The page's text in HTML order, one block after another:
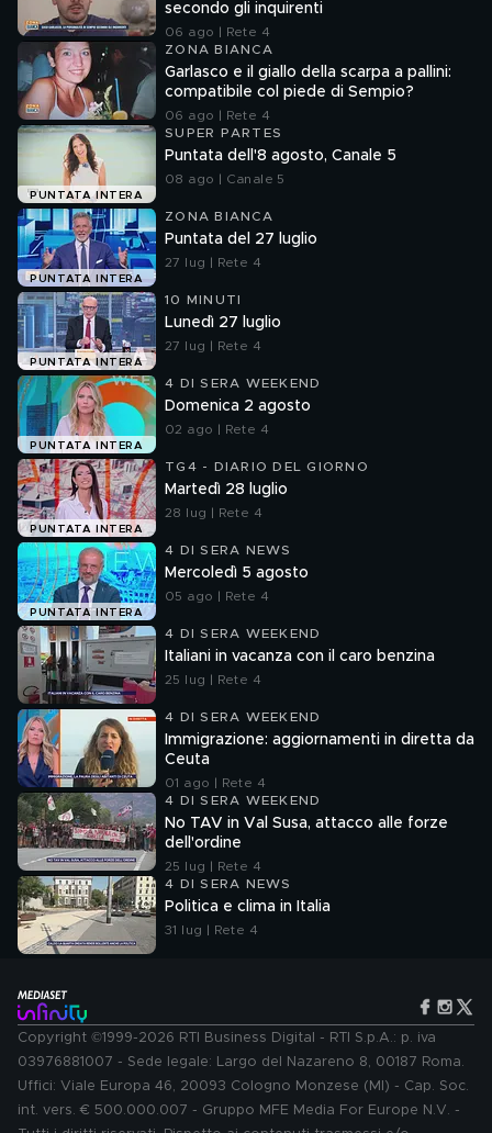
secondo gli inquirenti
06 ago | Rete 4
ZONA BIANCA
Garlasco e il giallo della scarpa a pallini:
compatibile col piede di Sempio?
06 ago | Rete 4
PUNTATA INTERA
SUPER PARTES
Puntata dell'8 agosto, Canale 5
08 ago | Canale 5
PUNTATA INTERA
ZONA BIANCA
Puntata del 27 luglio
27 lug | Rete 4
PUNTATA INTERA
10 MINUTI
Lunedì 27 luglio
27 lug | Rete 4
PUNTATA INTERA
4 DI SERA WEEKEND
Domenica 2 agosto
02 ago | Rete 4
PUNTATA INTERA
TG4 - DIARIO DEL GIORNO
Martedì 28 luglio
28 lug | Rete 4
PUNTATA INTERA
4 DI SERA NEWS
Mercoledì 5 agosto
05 ago | Rete 4
4 DI SERA WEEKEND
Italiani in vacanza con il caro benzina
25 lug | Rete 4
4 DI SERA WEEKEND
Immigrazione: aggiornamenti in diretta da
Ceuta
01 ago | Rete 4
4 DI SERA WEEKEND
No TAV in Val Susa, attacco alle forze
dell'ordine
25 lug | Rete 4
4 DI SERA NEWS
Politica e clima in Italia
31 lug | Rete 4
Copyright ©1999-2026 RTI Business Digital - RTI S.p.A.: p. iva
03976881007 - Sede legale: Largo del Nazareno 8, 00187 Roma.
Uffici: Viale Europa 46, 20093 Cologno Monzese (MI) - Cap. Soc.
int. vers. € 500.000.007 - Gruppo MFE Media For Europe N.V. -